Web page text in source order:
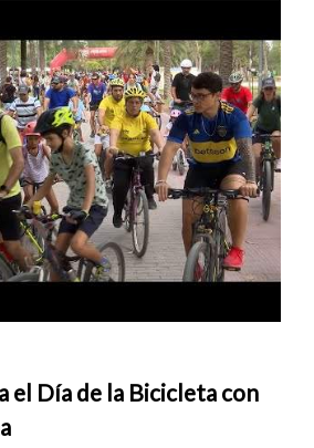
el Día de la Bicicleta con